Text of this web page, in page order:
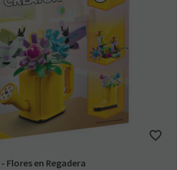
Flores en Regadera